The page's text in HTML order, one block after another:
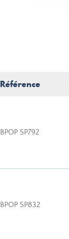
Référence
BPOP SP792
BPOP SP832